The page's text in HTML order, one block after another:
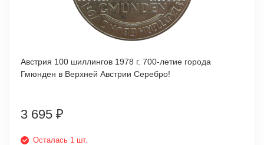
Австрия 100 шиллингов 1978 г. 700-летие города
Гмюнден в Верхней Австрии Серебро!
3 695 ₽
Осталась 1 шт.